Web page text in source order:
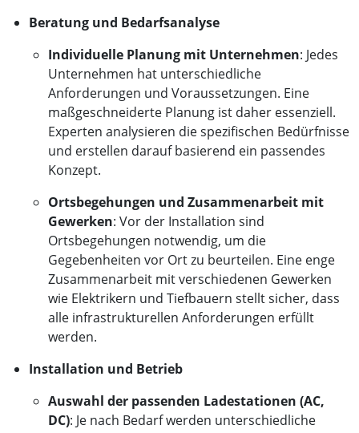
Beratung und Bedarfsanalyse
Individuelle Planung mit Unternehmen: Jedes
Unternehmen hat unterschiedliche
Anforderungen und Voraussetzungen. Eine
maßgeschneiderte Planung ist daher essenziell.
Experten analysieren die spezifischen Bedürfnisse
und erstellen darauf basierend ein passendes
Konzept.
Ortsbegehungen und Zusammenarbeit mit
Gewerken: Vor der Installation sind
Ortsbegehungen notwendig, um die
Gegebenheiten vor Ort zu beurteilen. Eine enge
Zusammenarbeit mit verschiedenen Gewerken
wie Elektrikern und Tiefbauern stellt sicher, dass
alle infrastrukturellen Anforderungen erfüllt
werden.
Installation und Betrieb
Auswahl der passenden Ladestationen (AC,
DC): Je nach Bedarf werden unterschiedliche